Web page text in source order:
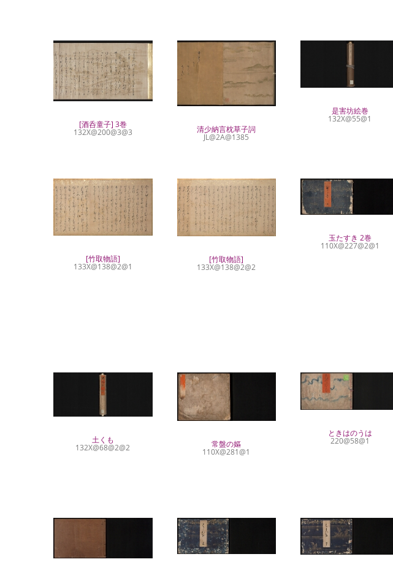
[酒呑童子] 3巻
132X@200@3@3 清少納言枕草子詞
JL@2A@1385
是害坊絵巻
132X@55@1
[竹取物語]
133X@138@2@1
[竹取物語]
133X@138@2@2
玉たすき 2巻
110X@227@2@1
土くも
132X@68@2@2 常盤の嫗
110X@281@1
ときはのうは
220@58@1